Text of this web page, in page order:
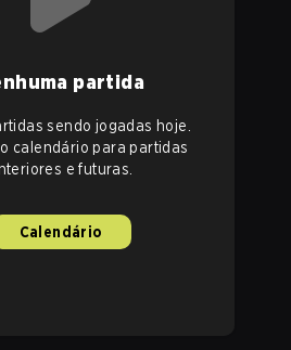
partida
sendo jogadas hoje.
calendário para partidas
e futuras.
Calendário